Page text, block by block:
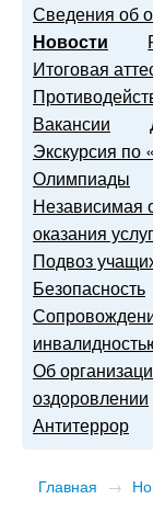
Сведения об
Новости
Итоговая
Вакансии
Экскурсия по
Олимпиады
Независимая
оказания услуг
Подвоз
Безопасность
Об
оздоровлении
Антитеррор
Главная →